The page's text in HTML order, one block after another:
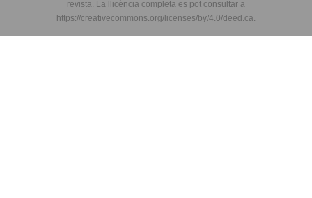
revista. La llicència completa es pot consultar a
https://creativecommons.org/licenses/by/4.0/deed.ca.